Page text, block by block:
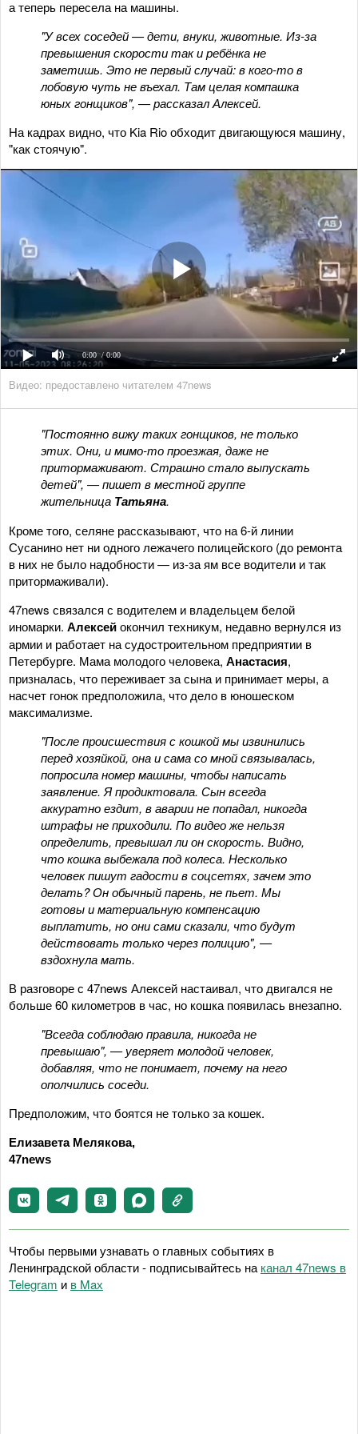
а теперь пересела на машины.
"У всех соседей — дети, внуки, животные. Из-за
превышения скорости так и ребёнка не
заметишь. Это не первый случай: в кого-то в
лобовую чуть не въехал. Там целая компашка
юных гонщиков", — рассказал Алексей.
На кадрах видно, что Kia Rio обходит двигающуюся машину,
"как стоячую".
0:00 / 0:00
Видео: предоставлено читателем 47news
"Постоянно вижу таких гонщиков, не только
этих. Они, и мимо-то проезжая, даже не
притормаживают. Страшно стало выпускать
детей", — пишет в местной группе
жительница Татьяна.
Кроме того, селяне рассказывают, что на 6-й линии
Сусанино нет ни одного лежачего полицейского (до ремонта
в них не было надобности — из-за ям все водители и так
притормаживали).
47news связался с водителем и владельцем белой
иномарки. Алексейокончил техникум, недавно вернулся из
армии и работает на судостроительном предприятии в
Петербурге. Мама молодого человека, Анастасия,
призналась, что переживает за сына и принимает меры, а
насчет гонок предположила, что дело в юношеском
максимализме.
"После происшествия с кошкой мы извинились
перед хозяйкой, она и сама со мной связывалась,
попросила номер машины, чтобы написать
заявление. Я продиктовала. Сын всегда
аккуратно ездит, в аварии не попадал, никогда
штрафы не приходили. По видео же нельзя
определить, превышал ли он скорость. Видно,
что кошка выбежала под колеса. Несколько
человек пишут гадости в соцсетях, зачем это
делать? Он обычный парень, не пьет. Мы
готовы и материальную компенсацию
выплатить, но они сами сказали, что будут
действовать только через полицию", —
вздохнула мать.
В разговоре с 47news Алексей настаивал, что двигался не
больше 60 километров в час, но кошка появилась внезапно.
"Всегда соблюдаю правила, никогда не
превышаю", — уверяет молодой человек,
добавляя, что не понимает, почему на него
ополчились соседи.
Предположим, что боятся не только за кошек.
Елизавета Мелякова,
47news
Чтобы первыми узнавать о главных событиях в
Ленинградской области - подписывайтесь наканал 47news в
Telegram и в Maх